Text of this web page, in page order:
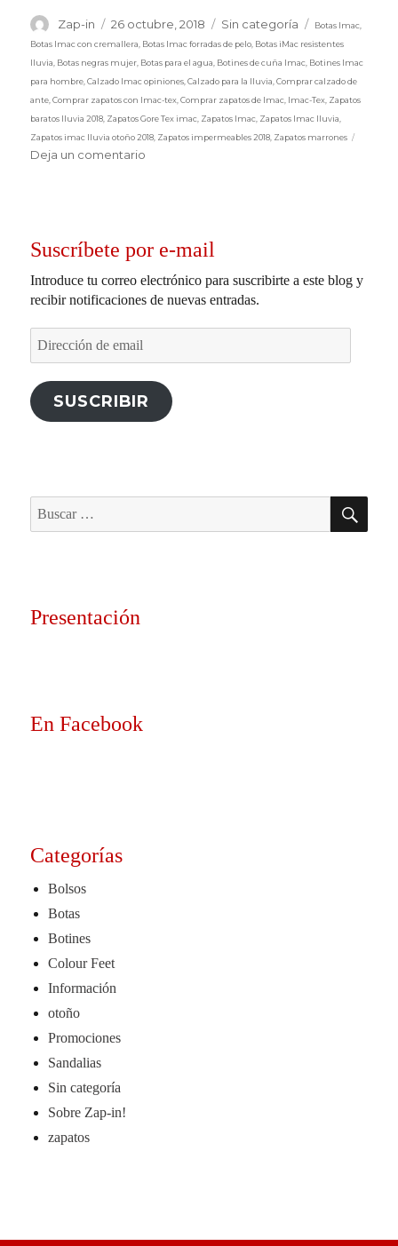
Autor
Zap-in
Publicado
el
26 octubre, 2018 Categorías
Sin categoría Etiquetas
Botas Imac,
Botas Imac con cremallera, Botas Imac forradas de pelo, Botas iMac resistentes
lluvia, Botas negras mujer, Botas para el agua, Botines de cuña Imac, Botines Imac
para hombre,Calzado Imac opiniones,Calzado para la lluvia,Comprar calzado de
ante,Comprar zapatos con Imac-tex,Comprar zapatos de Imac, Imac-Tex, Zapatos
baratos lluvia 2018, Zapatos Gore Tex imac, Zapatos Imac, Zapatos Imac lluvia,
Zapatos imac lluvia otoño 2018, Zapatos impermeables 2018, Zapatos marrones
Deja un comentario
la
Suscríbete por e-mail
Introduce tu correo electrónico para suscribirte a este blog y
recibir notificaciones de nuevas entradas.
Dirección
SUSCRIBIR
Buscar
por:
Presentación
En Facebook
Categorías
Bolsos
Botas
Botines
Colour Feet
Información
otoño
Promociones
Sandalias
Sin categoría
Sobre Zap-in!
zapatos